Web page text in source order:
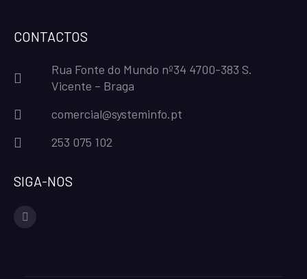
CONTACTOS
Rua Fonte do Mundo nº34 4700-383 S.
Vicente – Braga
comercial@systeminfo.pt
253 075 102
SIGA-NOS